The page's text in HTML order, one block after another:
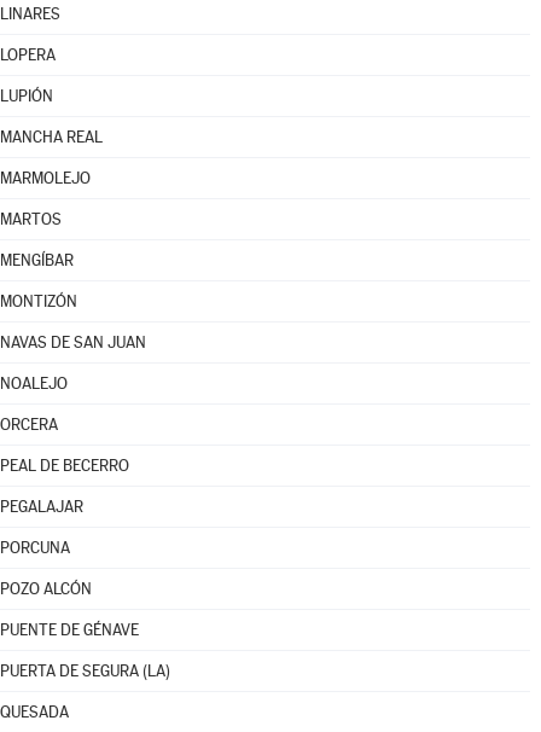
LINARES
LOPERA
LUPIÓN
MANCHA REAL
MARMOLEJO
MARTOS
MENGÍBAR
MONTIZÓN
NAVAS DE SAN JUAN
NOALEJO
ORCERA
PEAL DE BECERRO
PEGALAJAR
PORCUNA
POZO ALCÓN
PUENTE DE GÉNAVE
PUERTA DE SEGURA (LA)
QUESADA